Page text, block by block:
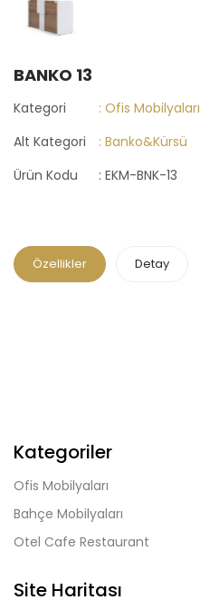
BANKO 13
Kategori
: Ofis Mobilyaları
Alt Kategori
: Banko&Kürsü
Ürün Kodu
: EKM-BNK-13
Özellikler Detay
Kategoriler
Ofis Mobilyaları
Bahçe Mobilyaları
Otel Cafe Restaurant
Site Haritası